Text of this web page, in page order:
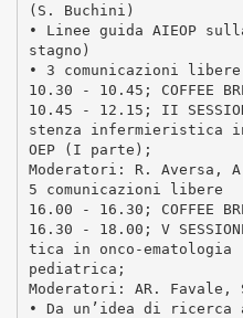
(S. Buchini)
• Linee guida AIEOP
stagno)
• 3 comunicazioni libere
10.30 - 10.45; COFFEE
10.45 - 12.15; II
stenza infermieristica
OEP (I parte);
Moderatori: R. Aversa,
5 comunicazioni libere
16.00 - 16.30; COFFEE
16.30 - 18.00; V
tica in onco-ematologia
pediatrica;
Moderatori: AR. Favale,
• Da un’idea di